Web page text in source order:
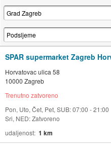
SPAR supermarket Zagreb
Horvatovac ulica 58
10000 Zagreb
Trenutno zatvoreno
Pon, Uto, Čet, Pet, SUB: 07:00 - 21:00
Sri, NED: Zatvoreno
udaljenost 1 km